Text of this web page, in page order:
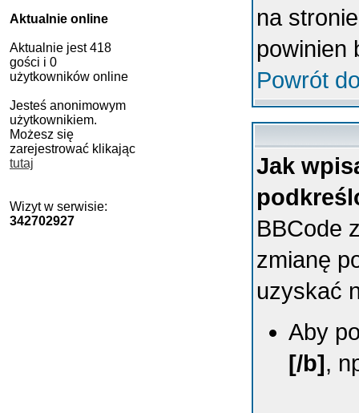
Aktualnie online
Aktualnie jest 418
gości i 0
użytkowników online
Jesteś anonimowym
użytkownikiem.
Możesz się
zarejestrować klikając
tutaj
Wizyt w serwisie:
342702927
na
powinien
Powrót
Jak
BBCode
zmianę
uzyskać
Aby
[/b],